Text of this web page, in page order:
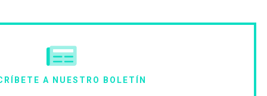
A NUESTRO BOLETÍN